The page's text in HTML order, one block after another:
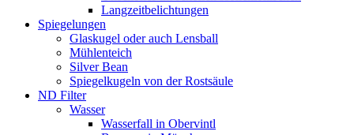
Langzeitbelichtungen
Spiegelungen
Glaskugel oder auch Lensball
Mühlenteich
Silver Bean
Spiegelkugeln von der Rostsäule
ND Filter
Wasser
Wasserfall in Obervintl